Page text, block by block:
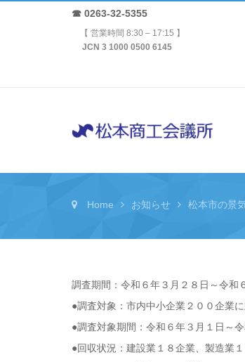
☎ 0263-32-5355
【 営業時間 8:30 – 17:15 】
JCN 3 1000 0500 6145
Home お知らせ 松本市の景
調査期間：令和６年３月２８日～令和
●調査対象：市内中小企業２００企業
●調査対象期間：令和６年３月１日～
●回収状況：建設業１８企業、製造業